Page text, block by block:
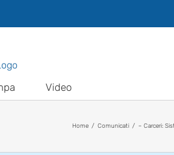
Video
Home Comunicati – Carceri: